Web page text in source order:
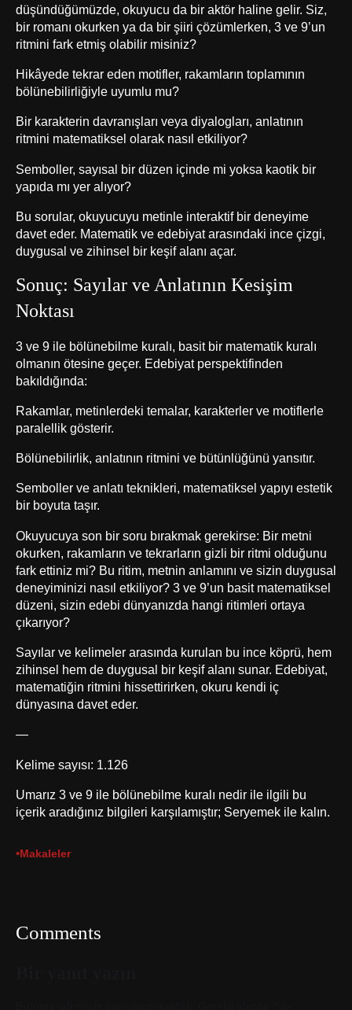
düşündüğümüzde, okuyucu da bir aktör haline gelir. Siz,
bir romanı okurken ya da bir şiiri çözümlerken, 3 ve 9’un
ritmini fark etmiş olabilir misiniz?
Hikâyede tekrar eden motifler, rakamların toplamının
bölünebilirliğiyle uyumlu mu?
Bir karakterin davranışları veya diyalogları, anlatının
ritmini matematiksel olarak nasıl etkiliyor?
Semboller, sayısal bir düzen içinde mi yoksa kaotik bir
yapıda mı yer alıyor?
Bu sorular, okuyucuyu metinle interaktif bir deneyime
davet eder. Matematik ve edebiyat arasındaki ince çizgi,
duygusal ve zihinsel bir keşif alanı açar.
Sonuç: Sayılar ve Anlatının Kesişim
Noktası
3 ve 9 ile bölünebilme kuralı, basit bir matematik kuralı
olmanın ötesine geçer. Edebiyat perspektifinden
bakıldığında:
Rakamlar, metinlerdeki temalar, karakterler ve motiflerle
paralellik gösterir.
Bölünebilirlik, anlatının ritmini ve bütünlüğünü yansıtır.
Semboller ve anlatı teknikleri, matematiksel yapıyı estetik
bir boyuta taşır.
Okuyucuya son bir soru bırakmak gerekirse: Bir metni
okurken, rakamların ve tekrarların gizli bir ritmi olduğunu
fark ettiniz mi? Bu ritim, metnin anlamını ve sizin duygusal
deneyiminizi nasıl etkiliyor? 3 ve 9’un basit matematiksel
düzeni, sizin edebi dünyanızda hangi ritimleri ortaya
çıkarıyor?
Sayılar ve kelimeler arasında kurulan bu ince köprü, hem
zihinsel hem de duygusal bir keşif alanı sunar. Edebiyat,
matematiğin ritmini hissettirirken, okuru kendi iç
dünyasına davet eder.
—
Kelime sayısı: 1.126
Umarız 3 ve 9 ile bölünebilme kuralı nedir ile ilgili bu
içerik aradığınız bilgileri karşılamıştır; Seryemek ile kalın.
•Makaleler
Comments